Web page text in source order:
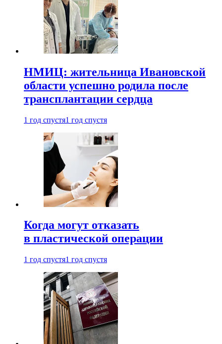
НМИЦ: жительница Ивановской
области успешно родила после
трансплантации сердца
1 год спустя1 год спустя
Когда могут отказать
в пластической операции
1 год спустя1 год спустя